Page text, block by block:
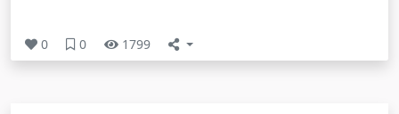
0 0 1799